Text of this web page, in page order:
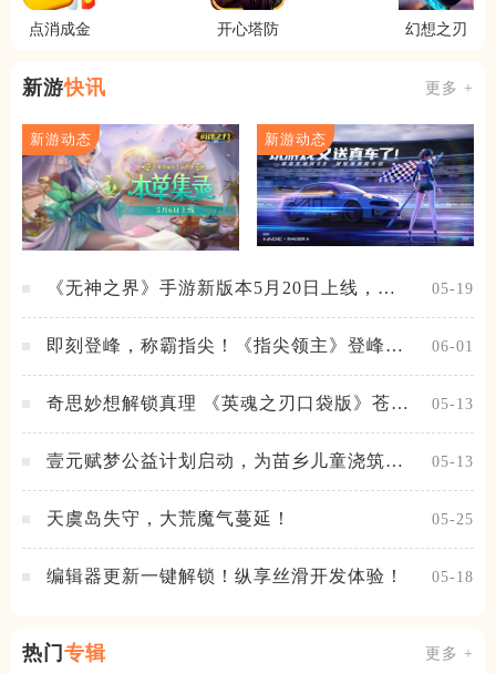
点消成金 开心塔防 幻想之刃
新游快讯 更多 +
新游动态 新游动态
《无神之界》手游新版本5月20日上线，女
05-19
即刻登峰，称霸指尖！《指尖领主》登峰测
06-01
奇思妙想解锁真理 《英魂之刃口袋版》苍天
05-13
壹元赋梦公益计划启动，为苗乡儿童浇筑梦
05-13
天虞岛失守，大荒魔气蔓延！ 05-25
编辑器更新一键解锁！纵享丝滑开发体验！ 05-18
热门 专辑 更多 +